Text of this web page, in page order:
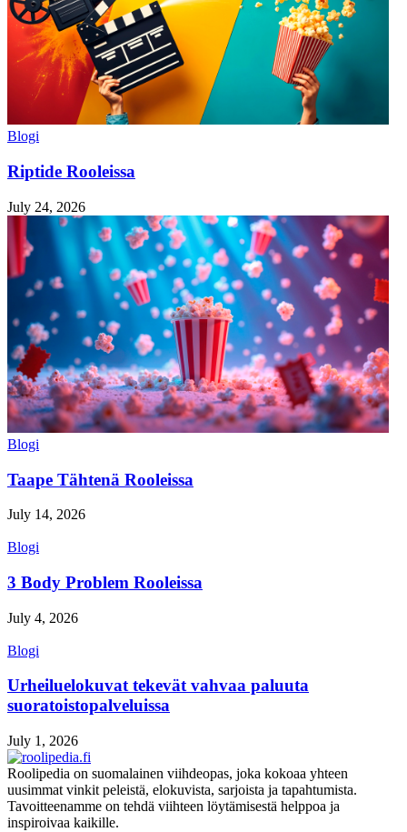
Blogi
Riptide Rooleissa
July 24, 2026
Blogi
Taape Tähtenä Rooleissa
July 14, 2026
Blogi
3 Body Problem Rooleissa
July 4, 2026
Blogi
Urheiluelokuvat tekevät vahvaa paluuta
suoratoistopalveluissa
July 1, 2026
Roolipedia on suomalainen viihdeopas, joka kokoaa yhteen
uusimmat vinkit peleistä, elokuvista, sarjoista ja tapahtumista.
Tavoitteenamme on tehdä viihteen löytämisestä helppoa ja
inspiroivaa kaikille.